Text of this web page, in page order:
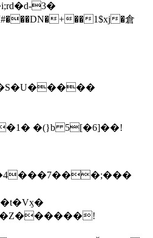
3�
+��1$xj�倉